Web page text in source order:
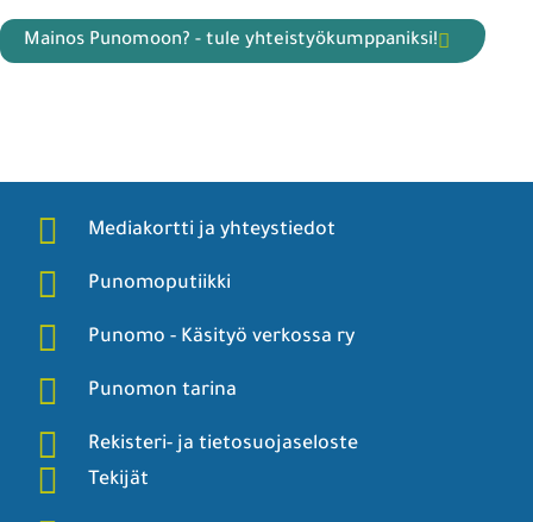
Mainos Punomoon? - tule yhteistyökumppaniksi!
Mediakortti ja yhteystiedot
Punomoputiikki
Punomo - Käsityö verkossa ry
Punomon tarina
Rekisteri- ja tietosuojaseloste
Tekijät